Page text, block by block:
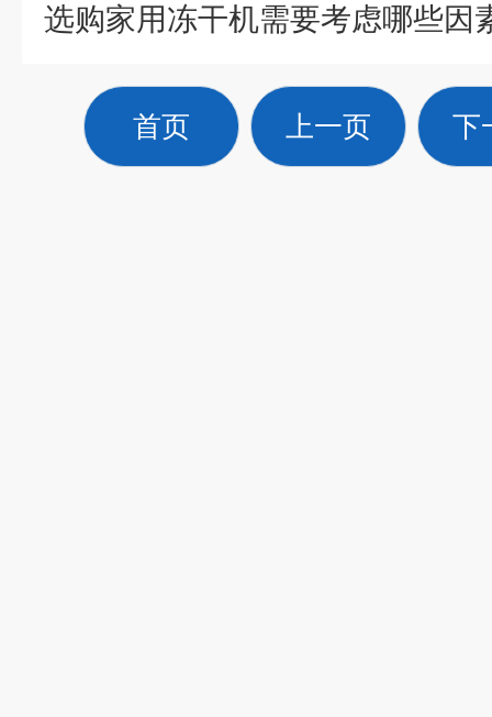
选购家用冻干机需要考虑哪些因
首页 上一页 下